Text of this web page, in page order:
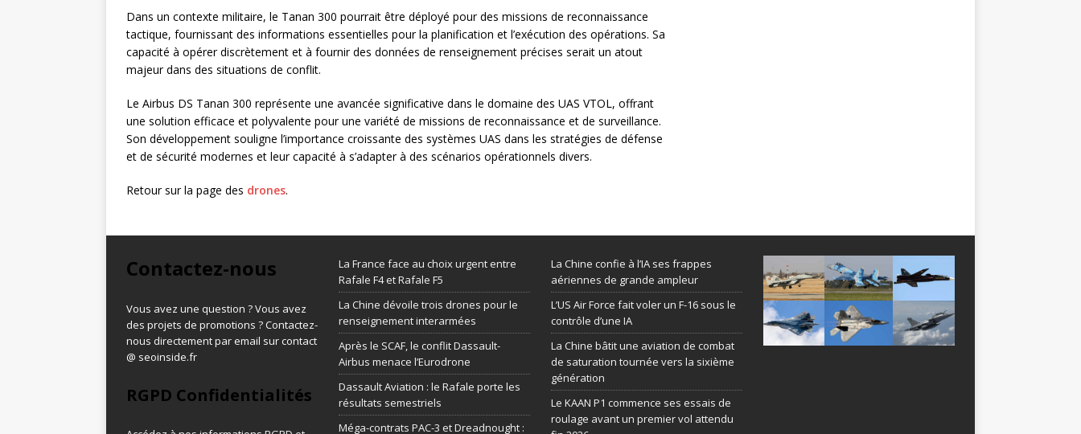
Dans un contexte militaire, le Tanan 300 pourrait être déployé pour des missions de reconnaissance
tactique, fournissant des informations essentielles pour la planification et l’exécution des opérations. Sa
capacité à opérer discrètement et à fournir des données de renseignement précises serait un atout
majeur dans des situations de conflit.
Le Airbus DS Tanan 300 représente une avancée significative dans le domaine des UAS VTOL, offrant
une solution efficace et polyvalente pour une variété de missions de reconnaissance et de surveillance.
Son développement souligne l’importance croissante des systèmes UAS dans les stratégies de défense
et de sécurité modernes et leur capacité à s’adapter à des scénarios opérationnels divers.
Retour sur la page des drones.
Contactez-nous
Vous avez une question ? Vous avez
des projets de promotions ? Contactez-
nous directement par email sur contact
@ seoinside.fr
RGPD Confidentialités
La France face au choix urgent entre
Rafale F4 et Rafale F5
La Chine dévoile trois drones pour le
renseignement interarmées
Après le SCAF, le conflit Dassault-
Airbus menace l’Eurodrone
Dassault Aviation : le Rafale porte les
résultats semestriels
Méga-contrats PAC-3 et Dreadnought :
La Chine confie à l’IA ses frappes
aériennes de grande ampleur
L’US Air Force fait voler un F-16 sous le
contrôle d’une IA
La Chine bâtit une aviation de combat
de saturation tournée vers la sixième
génération
Le KAAN P1 commence ses essais de
roulage avant un premier vol attendu